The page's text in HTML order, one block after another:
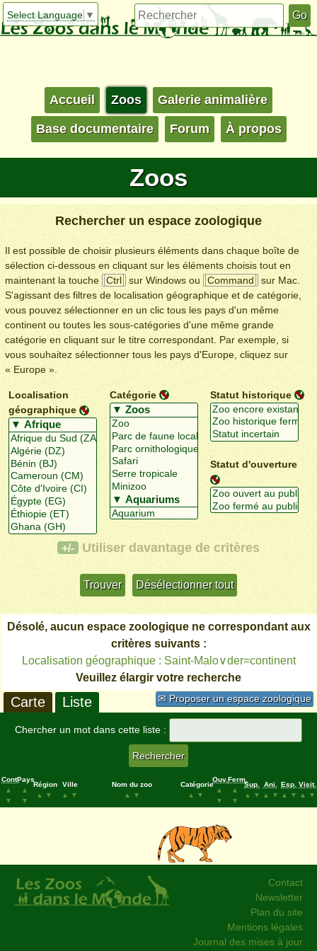
Select Language ▼
Accueil Zoos Galerie animalière
Base documentaire Forum À propos
Zoos
Rechercher un espace zoologique
Il est possible de choisir plusieurs éléments dans chaque boîte de
sélection ci-dessous en cliquant sur les éléments choisis tout en
maintenant la touche
Ctrl sur Windows ou Command
sur Mac.
S'agissant des filtres de localisation géographique et de catégorie,
vous pouvez sélectionner en un clic tous les pays d'un même
continent ou toutes les sous-catégories d'une même grande
catégorie en cliquant sur le titre correspondant. Par exemple, si
vous souhaitez sélectionner tous les pays d'Europe, cliquez sur
« Europe ».
Localisation
géographique
Catégorie Statut historique
Statut d'ouverture
+/- Utiliser davantage de critères
Désolé, aucun espace zoologique ne correspondant aux
critères suivants :
Localisation géographique : Saint-Malo∨der=continent
Veuillez élargir votre recherche
✉ Proposer un espace zoologique
Carte Liste
Chercher un mot dans cette liste :
Cont.
▲
▼
Pays
▲
▼
Région
▲
▼
Ville
▲
▼
Nom du zoo
▲
▼
Catégorie
▲
▼
Ouv.
▲
▼
Ferm.
▲
▼
Sup.
▲
▼
Ani.
▲
▼
Esp.
▲
▼
Visit.
▲
▼
Contact
Newsletter
Plan du site
Mentions légales
Journal des mises à jour